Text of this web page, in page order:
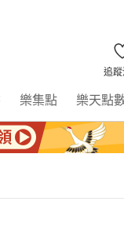
追
樂集點 樂天點